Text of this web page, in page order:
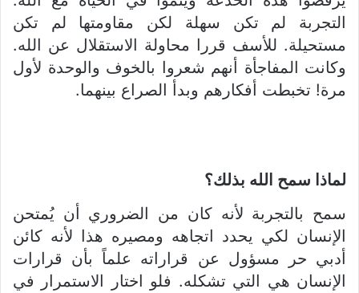
التجربة لم تكن سهلة لكن مقاومتها لم تكن
مستحيلة. للأسف قررا محاولة الاستقلال عن الله.
وكانت المفاجأة أنهم شعروا بالخوف والوحدة لأول
مرة! تخبطت أفكارهم وبدأ الصراع بينهما.
لماذا سمح الله بذلك؟
سمح بالتجربة لأنه كان من الضروري أن يُمتحن
الإنسان لكي يحدد اتجاهه ومصيره هذا لأنه كائن
أدبي حر مسؤول عن قراراته علماً بأن قرارات
الإنسان هي التي تشكله. فلو اختار الاستمرار في